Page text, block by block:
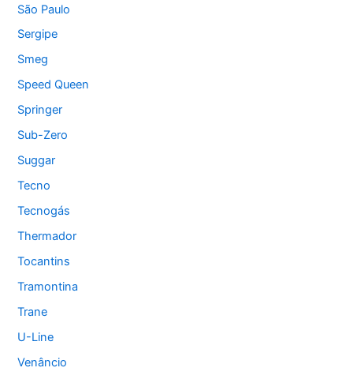
São Paulo
Sergipe
Smeg
Speed Queen
Springer
Sub-Zero
Suggar
Tecno
Tecnogás
Thermador
Tocantins
Tramontina
Trane
U-Line
Venâncio